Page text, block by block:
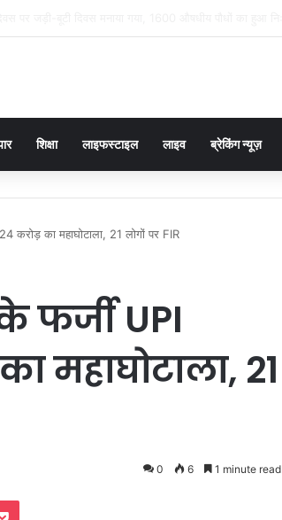
शिक्षा लाइफस्टाइल लाइव ब्रेकिंग न्यूज़
करोड़ का महाघोटाला, 21 लोगों पर FIR
UPI
महाघोटाला, 21
0 6 1 minute read